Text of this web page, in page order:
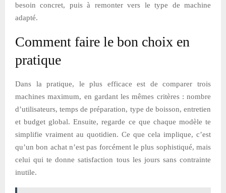
besoin concret, puis à remonter vers le type de machine
adapté.
Comment faire le bon choix en
pratique
Dans la pratique, le plus efficace est de comparer trois
machines maximum, en gardant les mêmes critères : nombre
d’utilisateurs, temps de préparation, type de boisson, entretien
et budget global. Ensuite, regarde ce que chaque modèle te
simplifie vraiment au quotidien. Ce que cela implique, c’est
qu’un bon achat n’est pas forcément le plus sophistiqué, mais
celui qui te donne satisfaction tous les jours sans contrainte
inutile.